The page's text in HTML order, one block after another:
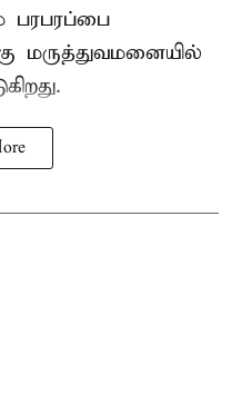
பரபரப்பை
மருத்துவமனையில்